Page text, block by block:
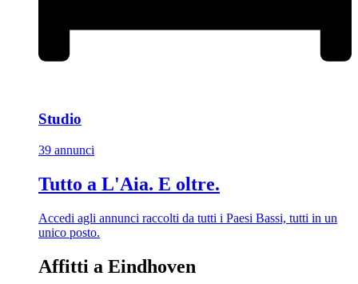
Studio
39 annunci
Tutto a L'Aia. E oltre.
Accedi agli annunci raccolti da tutti i Paesi Bassi, tutti in un
unico posto.
Affitti a Eindhoven